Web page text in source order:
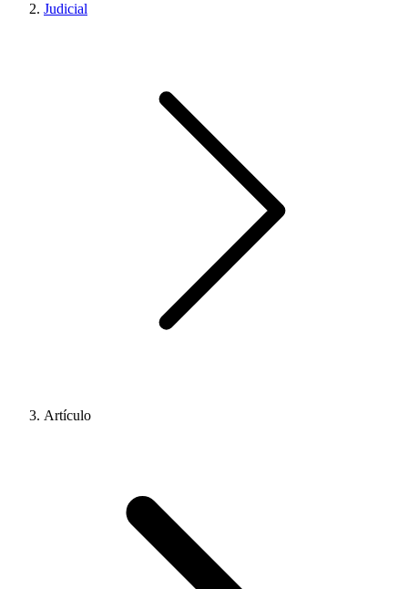
Judicial
Artículo